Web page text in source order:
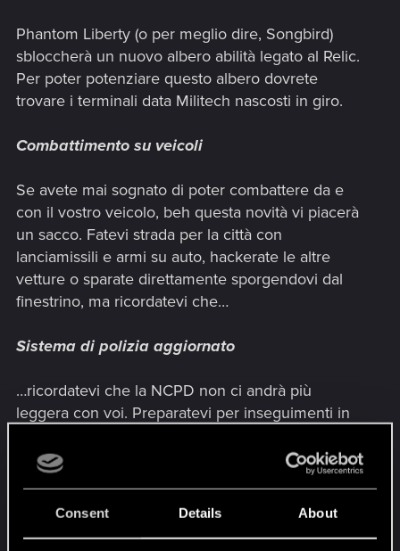
Consent Details About
Phantom Liberty (o per meglio dire, Songbird)
sbloccherà un nuovo albero abilità legato al Relic.
Per poter potenziare questo albero dovrete
trovare i terminali data Militech nascosti in giro.
Combattimento su veicoli
Se avete mai sognato di poter combattere da e
con il vostro veicolo, beh questa novità vi piacerà
un sacco. Fatevi strada per la città con
lanciamissili e armi su auto, hackerate le altre
vetture o sparate direttamente sporgendovi dal
finestrino, ma ricordatevi che…
Sistema di polizia aggiornato
…ricordatevi che la NCPD non ci andrà più
leggera con voi. Preparatevi per inseguimenti in
decidiate di violare la legge. Potete provare a
scappare a suon di colpi di pistola, ma ricordate
determinata a catturarvi.